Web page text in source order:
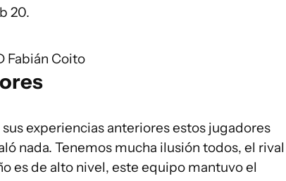
20.
Fabián Coito
experiencias anteriores estos jugadores
nada. Tenemos mucha ilusión todos, el rival
es de alto nivel, este equipo mantuvo el